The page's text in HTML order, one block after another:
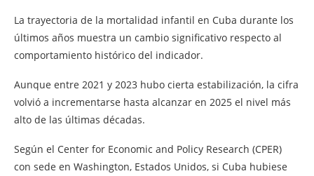
La trayectoria de la mortalidad infantil en Cuba durante los
últimos años muestra un cambio significativo respecto al
comportamiento histórico del indicador.
Aunque entre 2021 y 2023 hubo cierta estabilización, la cifra
volvió a incrementarse hasta alcanzar en 2025 el nivel más
alto de las últimas décadas.
Según el Center for Economic and Policy Research (CPER)
con sede en Washington, Estados Unidos, si Cuba hubiese